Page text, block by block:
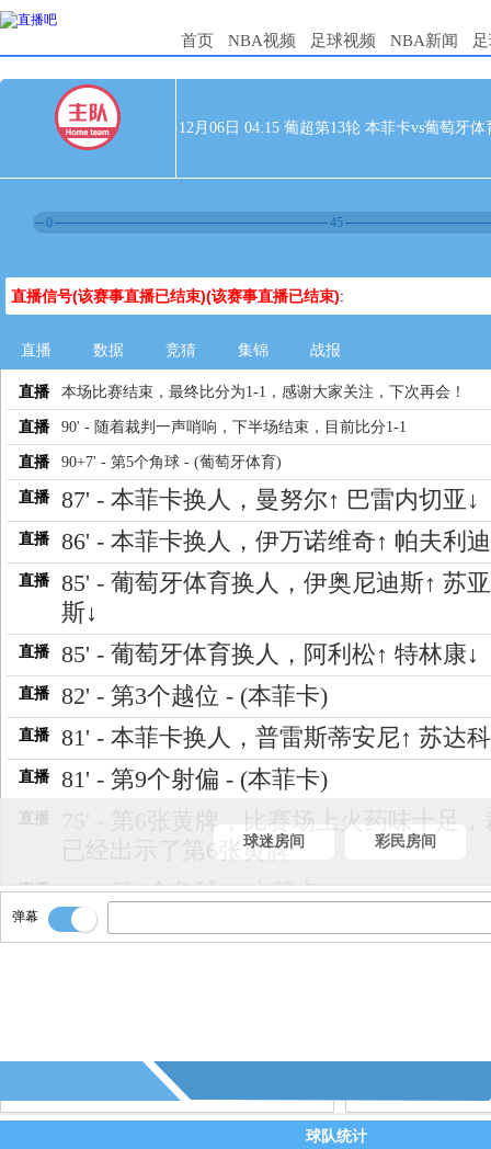
首页 NBA视频 足球视频 NBA新闻
12月06日 04:15 葡超第13轮 本菲卡vs葡萄牙体
0 45
直播信号(该赛事直播已结束)(该赛事直播已结束):
直播 数据 竞猜 集锦 战报
直播 本场比赛结束，最终比分为1-1，感谢大家关注，下次再会！
直播 90' - 随着裁判一声哨响，下半场结束，目前比分1-1
直播 90+7' - 第5个角球 - (葡萄牙体育)
直播 87' - 本菲卡换人，曼努尔↑ 巴雷内切亚↓
直播 86' - 本菲卡换人，伊万诺维奇↑ 帕夫利
直播
85' - 葡萄牙体育换人，伊奥尼迪斯↑ 苏
斯↓
直播 85' - 葡萄牙体育换人，阿利松↑ 特林康↓
直播 82' - 第3个越位 - (本菲卡)
直播 81' - 本菲卡换人，普雷斯蒂安尼↑ 苏达
直播 81' - 第9个射偏 - (本菲卡)
直播
75' - 第6张黄牌，比赛场上火药味十足
已经出示了第6张黄牌
直播 75' - 第4个角球 - (本菲卡)
72' - 第5张黄牌 - 弗雷斯内达(葡萄牙体
65' - 第3张黄牌 - 苏亚雷斯(葡萄牙体育)
直播 64' - 第5个射正 - (本菲卡)
球迷房间 彩民房间
弹幕
球队统计